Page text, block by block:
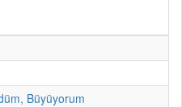
Büyüyorum